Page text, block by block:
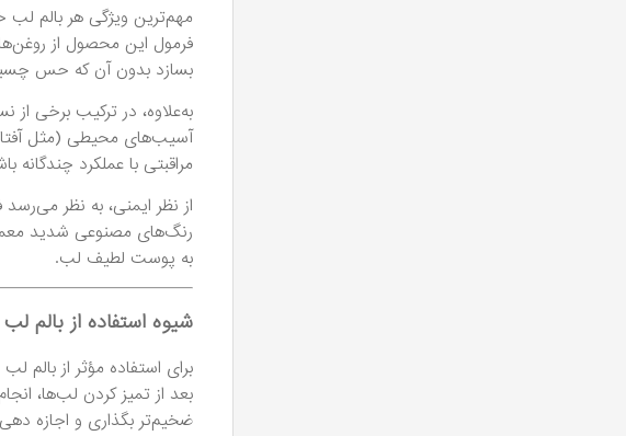
مهم‌ترین ویژگی هر بالم لب
فرمول این محصول از
بسازد بدون آن که حس
آسیب‌های محیطی (مثل
مراقبتی با عملکرد چندگانه
از نظر ایمنی، به نظر
رنگ‌های مصنوعی شدید
به پوست لطیف لب.
شیوه استفاده از بالم
برای استفاده مؤثر از
بعد از تمیز کردن لب‌ها،
ضخیم‌تر بگذاری و اجازه